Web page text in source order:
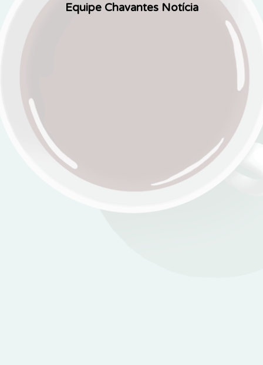
Equipe Chavantes Notícia